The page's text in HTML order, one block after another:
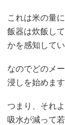
これは米の量
飯器は炊飯し
かを感知してい
なのでどのメ
浸しを始めます
つまり、それ
吸水が減って